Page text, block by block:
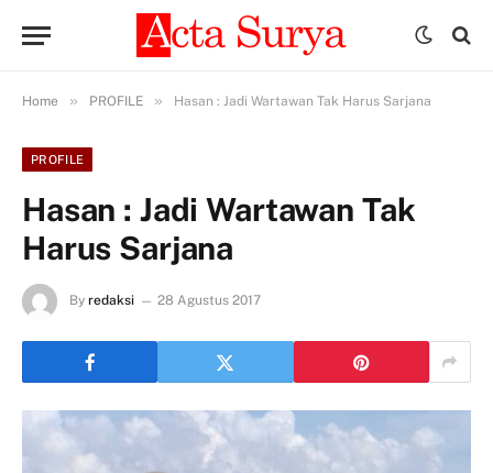
Home » PROFILE » Hasan : Jadi Wartawan Tak Harus Sarjana
PROFILE
Hasan : Jadi Wartawan Tak
Harus Sarjana
By redaksi 28 Agustus 2017